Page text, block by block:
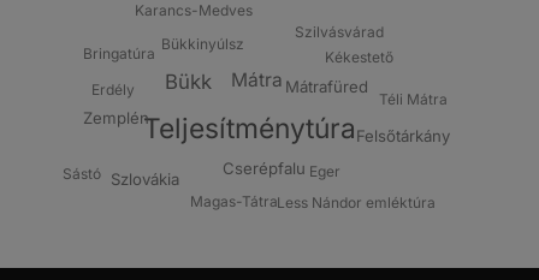
Teljesítménytúra
Bükk Mátra
Cserépfalu
Szlovákia
Zemplén
Mátrafüred
Felsőtárkány
Magas-Tátra
Erdély
Kékestető
Bükkinyúlsz
Eger
Téli Mátra
Szilvásvárad
Sástó
Bringatúra
Less Nándor emléktúra
Karancs-Medves